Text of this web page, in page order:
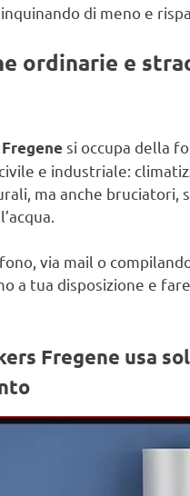
di meno e
ordinarie e
si occupa della
e industriale:
ma anche
via mail o
a tua disposizione e
Fregene usa